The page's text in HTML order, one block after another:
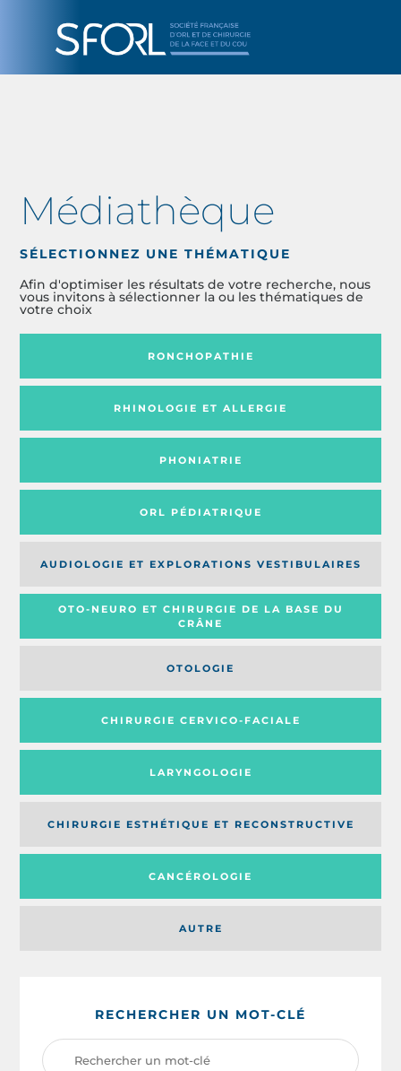
Médiathèque
SÉLECTIONNEZ UNE THÉMATIQUE
Afin d'optimiser les résultats de votre recherche, nous
vous invitons à sélectionner la ou les thématiques de
votre choix
RONCHOPATHIE
RHINOLOGIE ET ALLERGIE
PHONIATRIE
ORL PÉDIATRIQUE
AUDIOLOGIE ET EXPLORATIONS VESTIBULAIRES
OTO-NEURO ET CHIRURGIE DE LA BASE DU
CRÂNE
OTOLOGIE
CHIRURGIE CERVICO-FACIALE
AUTRE
LARYNGOLOGIE
CHIRURGIE ESTHÉTIQUE ET RECONSTRUCTIVE
CANCÉROLOGIE
RECHERCHER UN MOT-CLÉ